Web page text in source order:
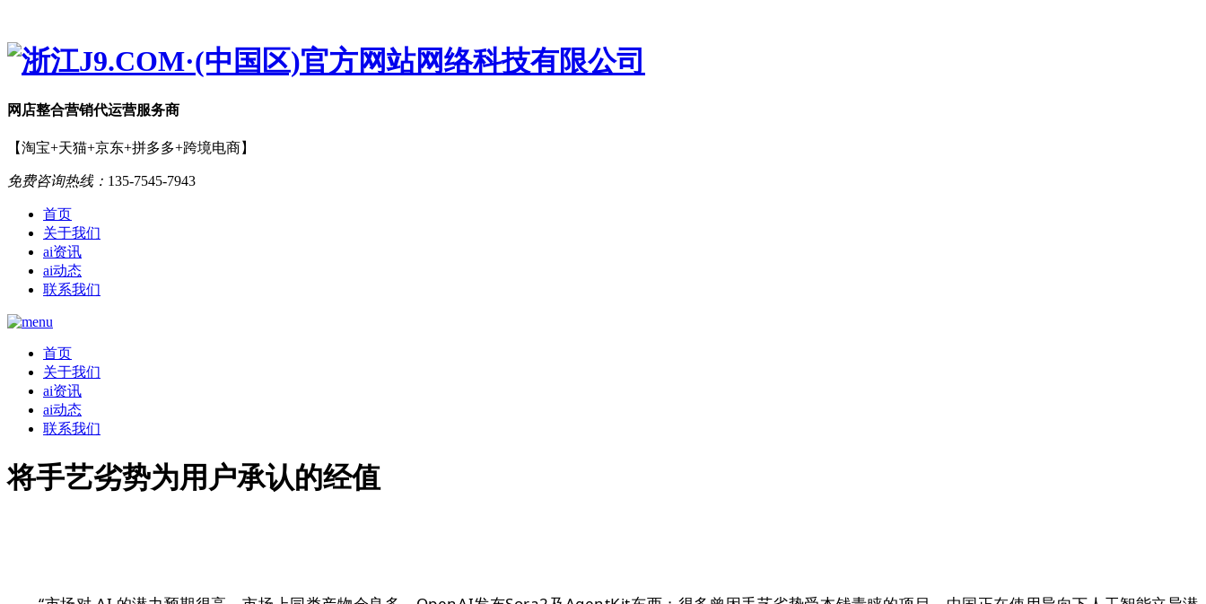
网店整合营销代运营服务商
【淘宝+天猫+京东+拼多多+跨境电商】
免费咨询热线： 135-7545-7943
首页
关于我们
ai资讯
ai动态
联系我们
首页
关于我们
ai资讯
ai动态
联系我们
将手艺劣势为用户承认的经值